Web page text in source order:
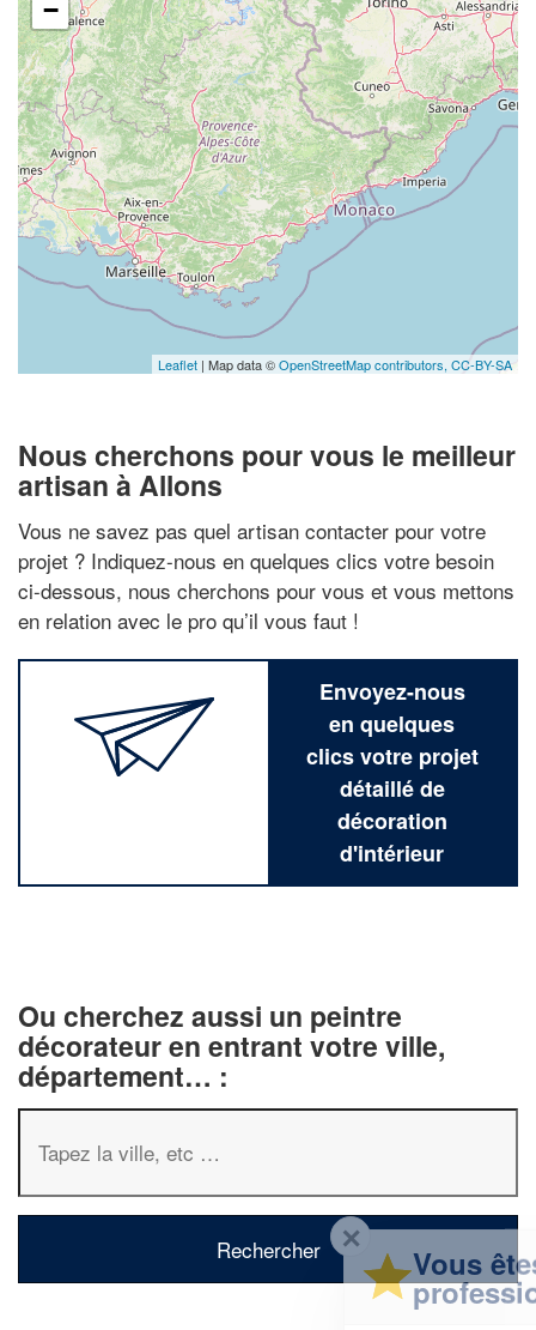
−
Leaflet | Map data ©OpenStreetMap contributors, CC-BY-SA
Nous cherchons pour vous le meilleur
artisan à Allons
Vous ne savez pas quel artisan contacter pour votre
projet ? Indiquez-nous en quelques clics votre besoin
ci-dessous, nous cherchons pour vous et vous mettons
en relation avec le pro qu’il vous faut !
Envoyez-nous
en quelques
clics votre projet
détaillé de
décoration
d'intérieur
Ou cherchez aussi un peintre
décorateur en entrant votre ville,
département… :
Vous êtes un
professionnel ?